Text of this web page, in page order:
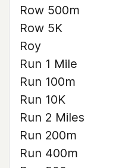
Row 500m
Row 5K
Roy
Run 1 Mile
Run 100m
Run 10K
Run 2 Miles
Run 200m
Run 400m